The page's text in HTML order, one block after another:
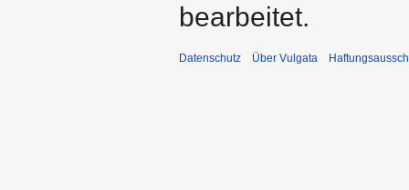
bearbeitet.
Datenschutz Über Vulgata